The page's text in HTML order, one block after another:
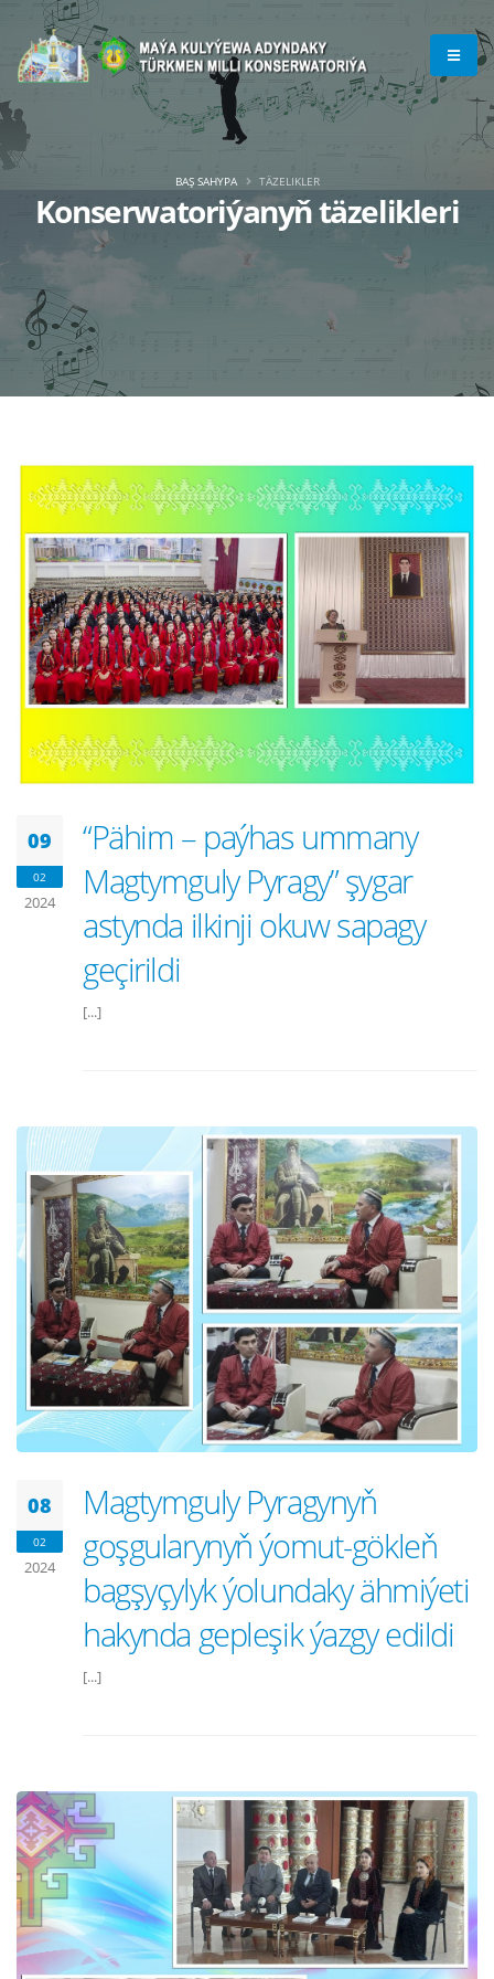
Konserwatoriýanyň täzelikleri
BAŞ SAHYPA TÄZELIKLER
09
02
2024
“Pähim – paýhas ummany
Magtymguly Pyragy” şygar
astynda ilkinji okuw sapagy
geçirildi
[...]
08
02
2024
Magtymguly Pyragynyň
goşgularynyň ýomut-gökleň
bagşyçylyk ýolundaky ähmiýeti
hakynda gepleşik ýazgy edildi
[...]